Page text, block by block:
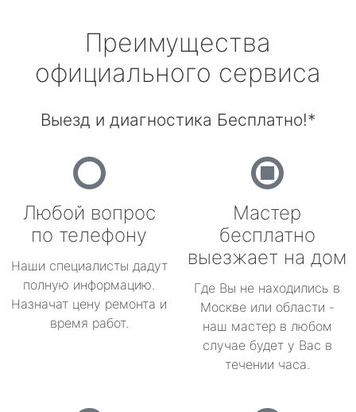
Преимущества
официального сервиса
Выезд и диагностика Бесплатно!*
Любой вопрос
по телефону
Наши специалисты дадут
полную информацию.
Назначат цену ремонта и
время работ.
Мастер
бесплатно
выезжает на дом
Где Вы не находились в
Москве или области -
наш мастер в любом
случае будет у Вас в
течении часа.